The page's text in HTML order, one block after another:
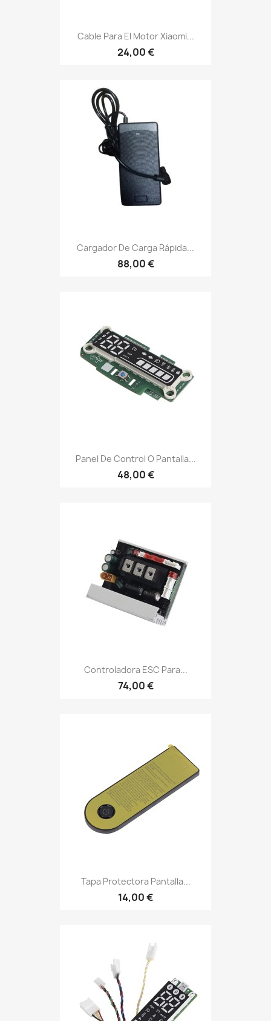
Cable Para El Motor Xiaomi...
24,00 €
Cargador De Carga Rápida...
88,00 €
Panel De Control O Pantalla...
48,00 €
Controladora ESC Para...
74,00 €
Tapa Protectora Pantalla...
14,00 €